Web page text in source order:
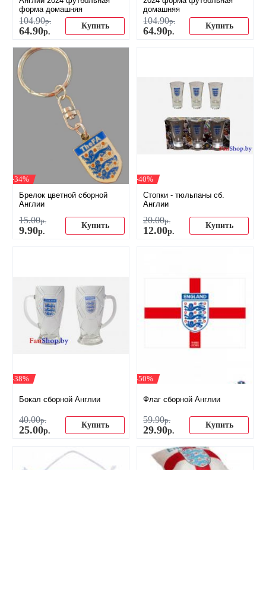
форма домашняя
104.90р.
64.90р.
Купить
домашняя
104.90р.
64.90р.
Купить
-34%
Брелок цветной сборной
Англии
15.00р.
9.90р.
Купить
-40%
​Стопки - тюльпаны сб.
Англии
20.00р.
12.00р.
Купить
-38%
Бокал сборной Англии
40.00р.
25.00р.
Купить
-50%
Флаг сборной Англии
59.90р.
29.90р.
Купить